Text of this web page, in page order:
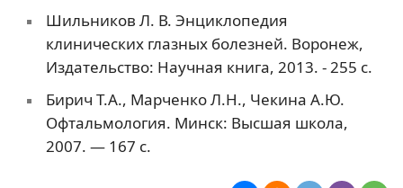
Шильников Л. В. Энциклопедия
клинических глазных болезней. Воронеж,
Издательство: Научная книга, 2013. - 255 c.
Бирич Т.А., Марченко Л.Н., Чекина А.Ю.
Офтальмология. Минск: Высшая школа,
2007. — 167 с.